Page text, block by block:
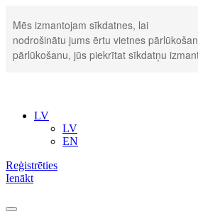
Mēs izmantojam sīkdatnes, lai
nodrošinātu jums ērtu vietnes
pārlūkošanu, jūs piekrītat sīkdatņu
LV
LV
EN
Reģistrēties
Ienākt